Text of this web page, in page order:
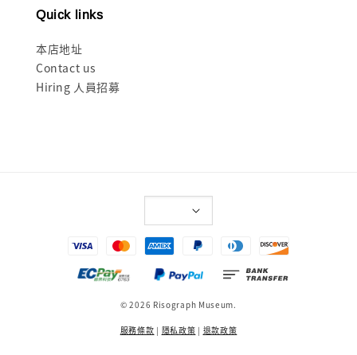
Quick links
本店地址
Contact us
Hiring 人員招募
© 2026 Risograph Museum.
服務條款 | 隱私政策 | 退款政策